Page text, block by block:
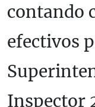
contando
efectivos
Inspector